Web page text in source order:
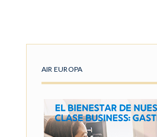
AIR EUROPA